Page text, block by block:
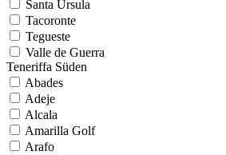
Santa Ursula
Tacoronte
Tegueste
Valle de Guerra
Teneriffa Süden
Abades
Adeje
Alcala
Amarilla Golf
Arafo